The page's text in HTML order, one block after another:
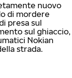
nuovo
di mordere
presa sul
sul ghiaccio,
Nokian
strada.